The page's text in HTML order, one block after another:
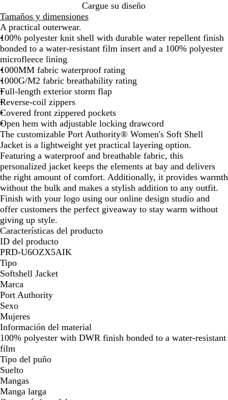
N
a
v
y
H
e
a
t
h
e
r
Cargue su diseño
Tamaños y dimensiones
A practical outerwear.
100% polyester knit shell with durable water repellent finish
bonded to a water-resistant film insert and a 100% polyester
microfleece lining
1000MM fabric waterproof rating
1000G/M2 fabric breathability rating
Full-length exterior storm flap
Reverse-coil zippers
Covered front zippered pockets
Open hem with adjustable locking drawcord
The customizable Port Authority® Women's Soft Shell
Jacket is a lightweight yet practical layering option.
Featuring a waterproof and breathable fabric, this
personalized jacket keeps the elements at bay and delivers
the right amount of comfort. Additionally, it provides warmth
without the bulk and makes a stylish addition to any outfit.
Finish with your logo using our online design studio and
offer customers the perfect giveaway to stay warm without
giving up style.
Características del producto
ID del producto
PRD-U6OZX5AIK
Tipo
Softshell Jacket
Marca
Port Authority
Sexo
Mujeres
Información del material
100% polyester with DWR finish bonded to a water-resistant
film
Tipo del puño
Suelto
Mangas
Manga larga